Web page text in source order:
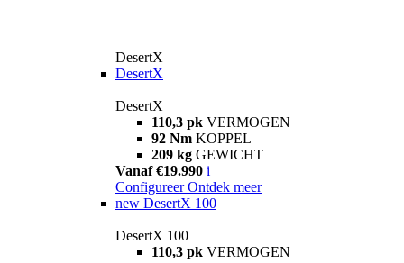
DesertX
DesertX
DesertX
110,3 pk VERMOGEN
92 Nm KOPPEL
209 kg GEWICHT
Vanaf €19.990 i
Configureer Ontdek meer
new DesertX 100
DesertX 100
110,3 pk VERMOGEN